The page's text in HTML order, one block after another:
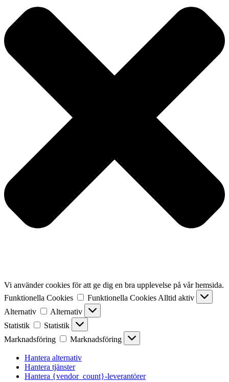
Vi använder cookies för att ge dig en bra upplevelse på vår hemsida.
Funktionella Cookies
Funktionella Cookies Alltid aktiv
Alternativ
Alternativ
Statistik
Statistik
Marknadsföring
Marknadsföring
Hantera alternativ
Hantera tjänster
Hantera {vendor_count}-leverantörer